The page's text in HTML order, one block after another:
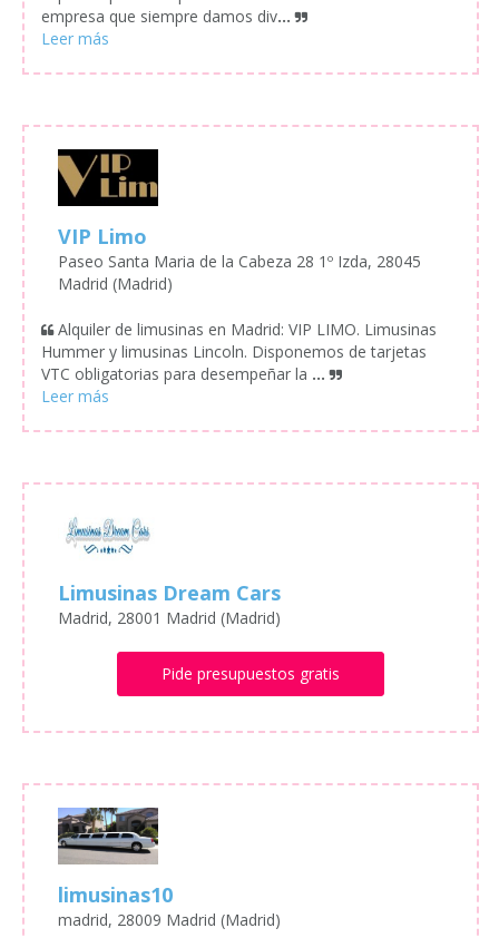
empresa que siempre damos div...
VIP Limo
Paseo Santa Maria de la Cabeza 28 1º Izda, 28045
Madrid (Madrid)
Alquiler de limusinas en Madrid: VIP LIMO. Limusinas
Hummer y limusinas Lincoln. Disponemos de tarjetas
VTC obligatorias para desempeñar la ...
Limusinas Dream Cars
Madrid, 28001 Madrid (Madrid)
Pide presupuestos gratis
limusinas10
madrid, 28009 Madrid (Madrid)